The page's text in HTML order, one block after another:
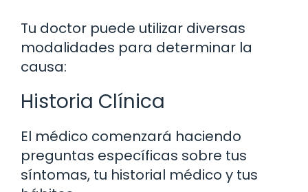
Tu doctor puede utilizar diversas
modalidades para determinar la
causa:
Historia Clínica
El médico comenzará haciendo
preguntas específicas sobre tus
síntomas, tu historial médico y tus